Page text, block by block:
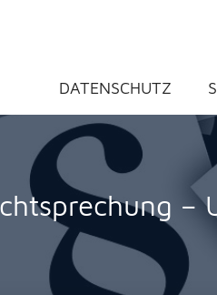
DATENSCHUTZ
–